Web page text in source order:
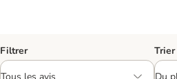
Filtrer